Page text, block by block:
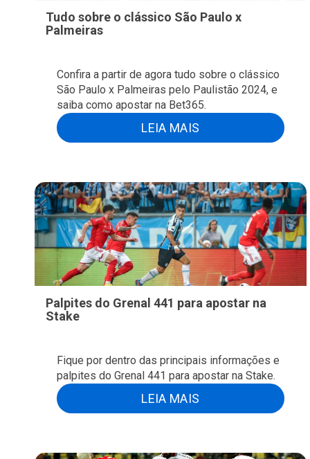
Tudo sobre o clássico São Paulo x
Palmeiras
Confira a partir de agora tudo sobre o clássico
São Paulo x Palmeiras pelo Paulistão 2024, e
saiba como apostar na Bet365.
LEIA MAIS
Palpites do Grenal 441 para apostar na
Stake
Fique por dentro das principais informações e
palpites do Grenal 441 para apostar na Stake.
LEIA MAIS